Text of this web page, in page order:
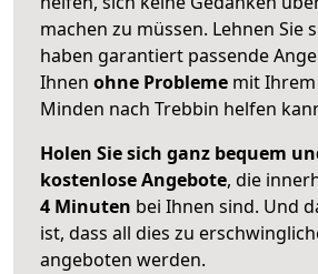
machen zu müssen. Lehnen Sie
haben garantiert passende
Ihnen ohne Probleme mit
Minden nach Trebbin helfen
Holen Sie sich ganz bequem
kostenlose Angebote, die
4 Minuten bei Ihnen sind. Und
ist, dass all dies zu
angeboten werden.